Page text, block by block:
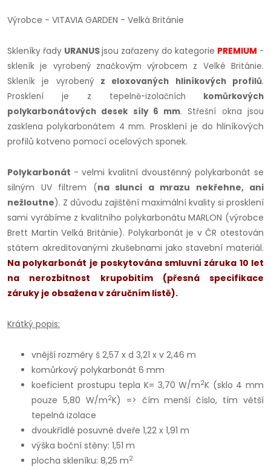
Výrobce - VITAVIA GARDEN - Velká Británie
Skleníky řady URANUSjsou zařazeny do kategorie PREMIUM -
skleník je vyrobený značkovým výrobcem z Velké Británie.
Skleník je vyrobený z eloxovaných hliníkových profilů.
Prosklení je z tepelně-izolačních komůrkových
polykarbonátových desek síly 6 mm. Střešní okna jsou
zasklena polykarbonátem 4 mm. Prosklení je do hliníkových
profilů kotveno pomocí ocelových sponek.
Polykarbonát - velmi kvalitní dvoustěnný polykarbonát se
silným UV filtrem (na slunci a mrazu nekřehne, ani
nežloutne). Z důvodu zajištění maximální kvality si prosklení
sami vyrábíme z kvalitního polykarbonátu MARLON (výrobce
Brett Martin Velká Británie). Polykarbonát je v ČR otestován
státem akreditovanými zkušebnami jako stavební materiál.
Na polykarbonát je poskytována smluvní záruka 10 let
na nerozbitnost krupobitím (přesná specifikace
záruky je obsažena v záručním listě).
Krátký popis:
vnější rozměry š 2,57 x d 3,21 x v 2,46 m
komůrkový polykarbonát 6 mm
koeficient prostupu tepla K= 3,70 W/m2K (sklo 4 mm
pouze 5,80 W/m2K) => čím menší číslo, tím větší
tepelná izolace
dvoukřídlé posuvné dveře 1,22 x 1,91 m
výška boční stěny: 1,51 m
plocha skleníku: 8,25 m2